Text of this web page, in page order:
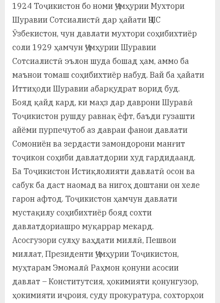
1924 Тоҷикистон бо номи Ҷумҳурии Мухтори
Шуравии Сотсиалистӣ дар ҳайати ҶШС
Ӯзбекистон, чун давлати мухтори соҳибихтиёр
соли 1929 ҳамчун Ҷумҳурии Шуравии
Сотсиалистӣ эълон шуда бошад ҳам, аммо ба
маънои томаш соҳибихтиёр набуд. Вай ба ҳайати
Иттиҳоди Шуравии абарқудрат ворид буд.
Бояд қайд кард, ки маҳз дар даврони Шуравӣ
Тоҷикистон рушду равнақ ёфт, баъди гузашти
айёми пурпечутоб аз давраи фанои давлати
Сомониён ва зердасти замондорони манғит
тоҷикон соҳиби давлатдории худ гардидаанд.
Ба Тоҷикистон Истиқлолияти давлатӣ осон ва
сабук ба даст наомад ва нигоҳ доштани он хеле
гарон афтод. Тоҷикистон ҳамчун давлати
мустақилу соҳибихтиёр бояд сохти
давлатдориашро муқаррар мекард.
Асосгузори сулҳу ваҳдати миллӣ, Пешвои
миллат, Президенти Ҷумҳурии Тоҷикистон,
муҳтарам Эмомалӣ Раҳмон қонуни асосии
давлат – Конститутсия, ҳокимияти қонунгузор,
ҳокимияти иҷроия, суду прокуратура, сохторҳои